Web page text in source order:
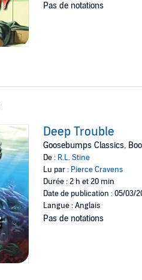
Pas de notations
Deep Trouble
Goosebumps Classics,
De : R.L. Stine
Lu par : Pierce Cravens
Durée : 2 h et 20 min
Date de publication : 05/03/
Langue : Anglais
Pas de notations